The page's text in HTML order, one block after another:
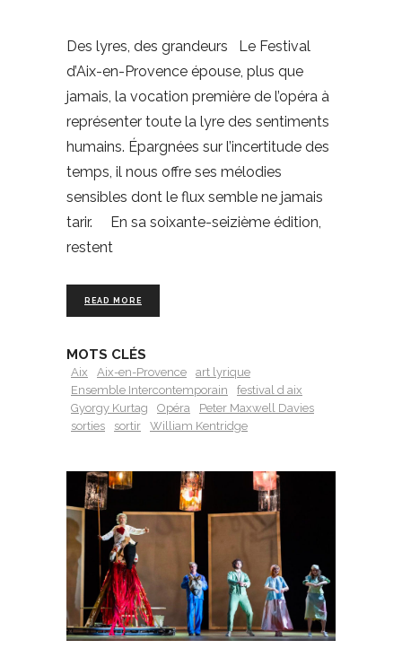
Des lyres, des grandeurs Le Festival
d’Aix-en-Provence épouse, plus que
jamais, la vocation première de l’opéra à
représenter toute la lyre des sentiments
humains. Épargnées sur l’incertitude des
temps, il nous offre ses mélodies
sensibles dont le flux semble ne jamais
tarir. En sa soixante-seizième édition,
restent
READ MORE
MOTS CLÉS
Aix Aix-en-Provence
art lyrique
Ensemble Intercontemporain
festival d aix
Gyorgy Kurtag
Opéra
Peter Maxwell Davies
sorties
sortir William Kentridge